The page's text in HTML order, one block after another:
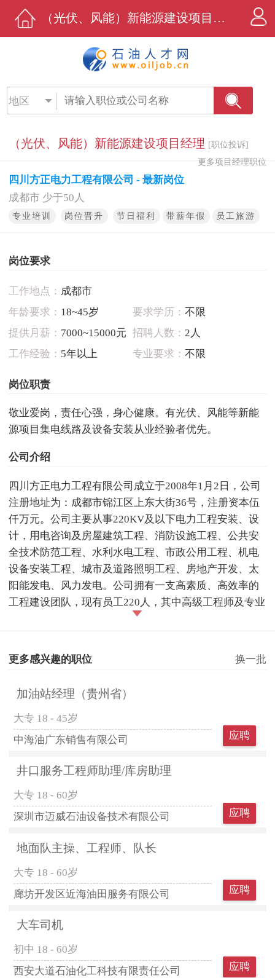
（光伏、风能）新能源建设项目经理招聘 - 四川方正电力工程有限公司 - 石油人才网
地区
（光伏、风能）新能源建设项目经理 [职位投诉]
更多项目经理职位
四川方正电力工程有限公司 - 最新岗位
成都市 少于50人
专业培训 岗位晋升 节日福利 带薪年假 员工旅游
岗位要求
工作地点： 成都市
年龄要求： 18~45岁 要求学历： 不限
提供月薪： 7000~15000元 招聘人数： 2人
工作经验： 5年以上 专业要求： 不限
岗位职责
敬业爱岗，责任心强，身心健康。有光伏、风能等新能
源项目集电线路及设备安装从业经验者优先。
公司介绍
四川方正电力工程有限公司成立于2008年1月2日，公司
注册地址为：成都市锦江区上东大街36号，注册资本伍
仟万元。公司主要从事220KV及以下电力工程安装、设
计，用电咨询及房屋建筑工程、消防设施工程、公共安
全技术防范工程、水利水电工程、市政公用工程、机电
设备安装工程、城市及道路照明工程、房地产开发、太
阳能发电、风力发电。公司拥有一支高素质、高效率的
工程建设团队，现有员工220人，其中高级工程师及专业
更多感兴趣的职位 换一批
加油站经理（贵州省）
大专 18 - 45岁
中海油广东销售有限公司
应聘
井口服务工程师助理/库房助理
大专 18 - 60岁
深圳市迈威石油设备技术有限公司
应聘
地面队主操、工程师、队长
大专 18 - 60岁
廊坊开发区近海油田服务有限公司
应聘
大车司机
初中 18 - 60岁
西安大道石油化工科技有限责任公司
应聘